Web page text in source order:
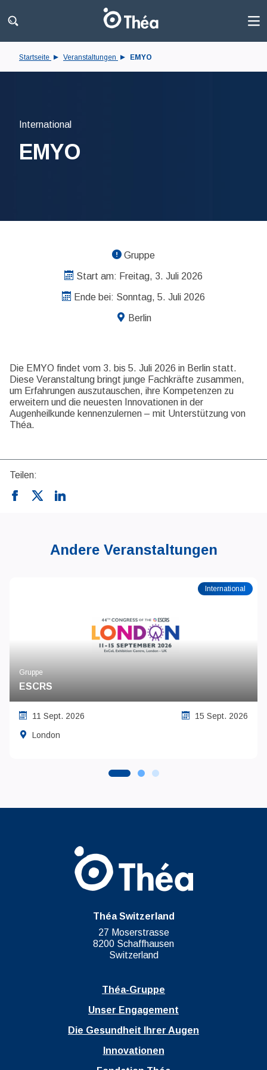
Startseite Veranstaltungen EMYO
International
EMYO
Gruppe
Start am: Freitag, 3. Juli 2026
Ende bei: Sonntag, 5. Juli 2026
Berlin
Die EMYO findet vom 3. bis 5. Juli 2026 in Berlin statt.
Diese Veranstaltung bringt junge Fachkräfte zusammen,
um Erfahrungen auszutauschen, ihre Kompetenzen zu
erweitern und die neuesten Innovationen in der
Augenheilkunde kennenzulernen – mit Unterstützung von
Théa.
Teilen:
Andere Veranstaltungen
International
Gruppe
ESCRS
11 Sept. 2026
15 Sept. 2026
London
Théa Switzerland
27 Moserstrasse
8200 Schaffhausen
Switzerland
Théa-Gruppe
Unser Engagement
Die Gesundheit Ihrer Augen
Innovationen